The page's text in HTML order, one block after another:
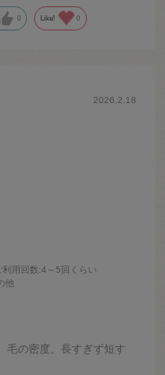
0 Like! 0
利用回数:4～5回くらい
他
2026.2.18
毛の密度、長すぎず短す